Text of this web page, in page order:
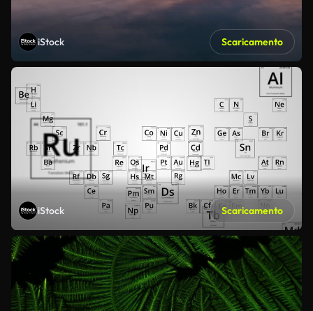
iStock Scaricamento
iStock Scaricamento